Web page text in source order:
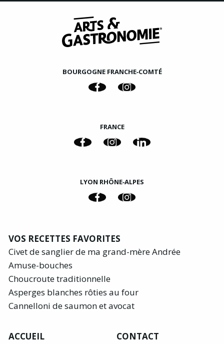
BOURGOGNE FRANCHE‑COMTÉ
FRANCE
LYON RHÔNE‑ALPES
VOS RECETTES FAVORITES
Civet de sanglier de ma grand-mère Andrée
Amuse-bouches
Choucroute traditionnelle
Asperges blanches rôties au four
Cannelloni de saumon et avocat
ACCUEIL
CONTACT